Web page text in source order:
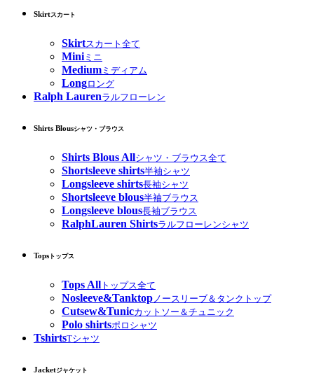
Skirtスカート
Skirtスカート全て
Miniミニ
Medium ミディアム
Longロング
Ralph Laurenラルフローレン
Shirts Blousシャツ・ブラウス
Shirts Blous Allシャツ・ブラウス全て
Shortsleeve shirts半袖シャツ
Longsleeve shirts長袖シャツ
Shortsleeve blous半袖ブラウス
Longsleeve blous長袖ブラウス
RalphLauren Shirtsラルフローレンシャツ
Tops トップス
Tops All トップス全て
Nosleeve&Tanktopノースリーブ＆タンクトップ
Cutsew&Tunicカットソー＆チュニック
Polo shirtsポロシャツ
TshirtsTシャツ
Jacketジャケット